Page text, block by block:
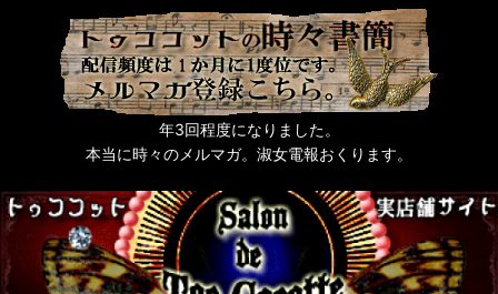
年3回程度になりました。
本当に時々のメルマガ。淑女電報おくります。